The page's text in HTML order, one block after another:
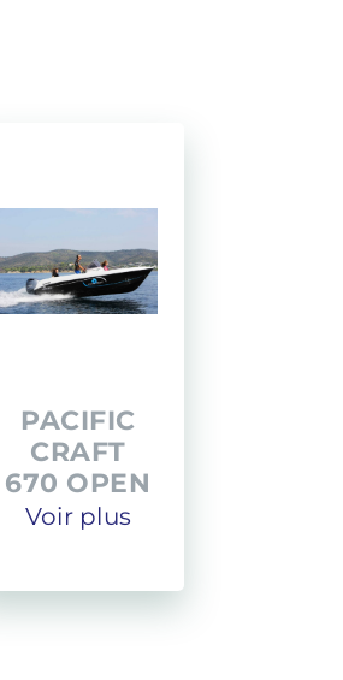
PACIFIC
CRAFT
670 OPEN
Voir plus